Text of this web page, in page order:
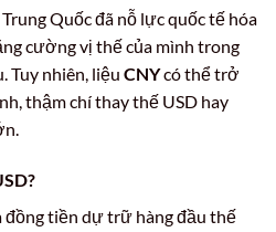
Quốc đã nỗ lực quốc tế hóa
cường vị thế của mình trong
Tuy nhiên, liệu CNYcó thể trở
thậm chí thay thế USD hay
đồng tiền dự trữ hàng đầu thế